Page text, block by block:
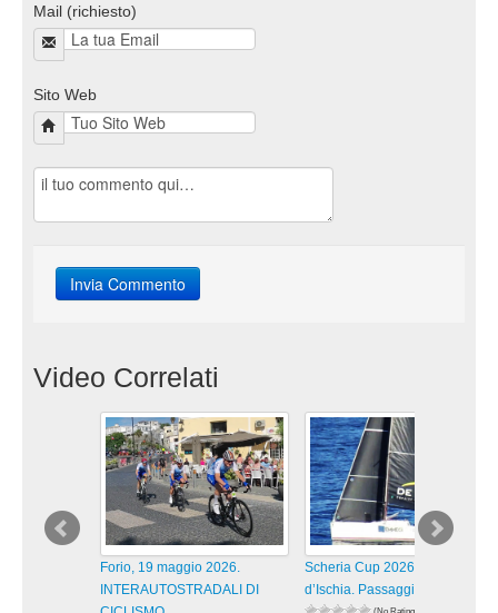
Mail (richiesto)
Sito Web
Video Correlati
Forio, 19 maggio 2026.
INTERAUTOSTRADALI DI
Scheria Cup 2026 Isola
d’Ischia. Passaggi lungo la
(No Ratings Yet)